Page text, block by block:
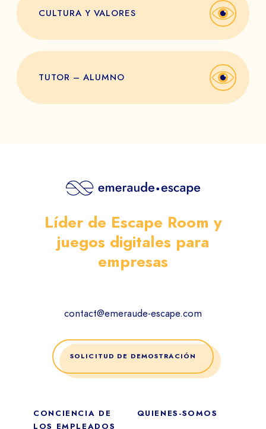
CULTURA Y VALORES
TUTOR – ALUMNO
Líder de Escape Room y
juegos digitales para
empresas
contact@emeraude-escape.com
SOLICITUD DE DEMOSTRACIÓN
CONCIENCIA DE
LOS EMPLEADOS
QUIENES-SOMOS